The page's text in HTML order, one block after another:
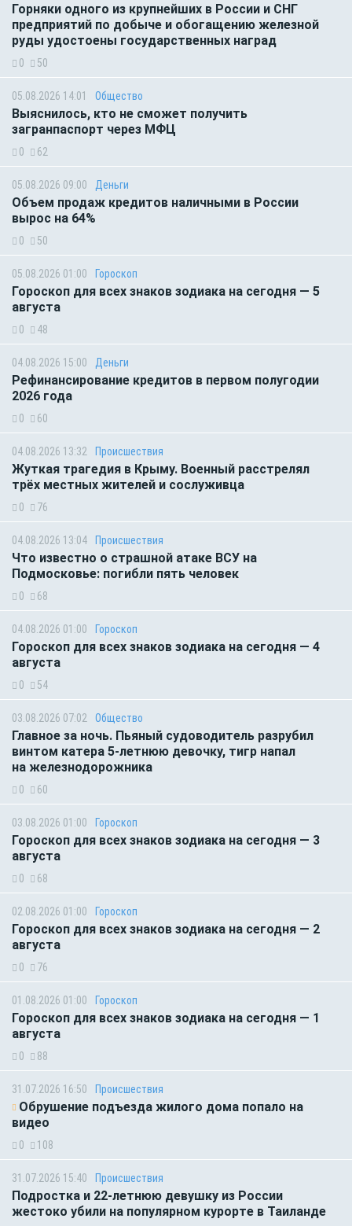
Горняки одного из крупнейших в России и СНГ
предприятий по добыче и обогащению железной
руды удостоены государственных наград
0 50
05.08.2026 14:01 Общество
Выяснилось, кто не сможет получить
загранпаспорт через МФЦ
0 62
05.08.2026 09:00 Деньги
Объем продаж кредитов наличными в России
вырос на 64%
0 50
05.08.2026 01:00 Гороскоп
Гороскоп для всех знаков зодиака на сегодня — 5
августа
0 48
04.08.2026 15:00 Деньги
Рефинансирование кредитов в первом полугодии
2026 года
0 60
04.08.2026 13:32 Происшествия
Жуткая трагедия в Крыму. Военный расстрелял
трёх местных жителей и сослуживца
0 76
04.08.2026 13:04 Происшествия
Что известно о страшной атаке ВСУ на
Подмосковье: погибли пять человек
0 68
04.08.2026 01:00 Гороскоп
Гороскоп для всех знаков зодиака на сегодня — 4
августа
0 54
03.08.2026 07:02 Общество
Главное за ночь. Пьяный судоводитель разрубил
винтом катера 5-летнюю девочку, тигр напал
на железнодорожника
0 60
03.08.2026 01:00 Гороскоп
Гороскоп для всех знаков зодиака на сегодня — 3
августа
0 68
02.08.2026 01:00 Гороскоп
Гороскоп для всех знаков зодиака на сегодня — 2
августа
0 76
01.08.2026 01:00 Гороскоп
Гороскоп для всех знаков зодиака на сегодня — 1
августа
0 88
31.07.2026 16:50 Происшествия
Обрушение подъезда жилого дома попало на
видео
0 108
31.07.2026 15:40 Происшествия
Подростка и 22-летнюю девушку из России
жестоко убили на популярном курорте в Таиланде